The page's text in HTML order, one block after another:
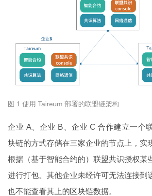
图 1 使用 Taireum 部署的联盟链架构
企业 A、企业 B、企业 C 合作建立一个
块链的方式存储在三家企业的节点上，实
根据（基于智能合约的）联盟共识授权某
进行打包。其他企业未经许可无法连接到
也不能查看其上的区块链数据。